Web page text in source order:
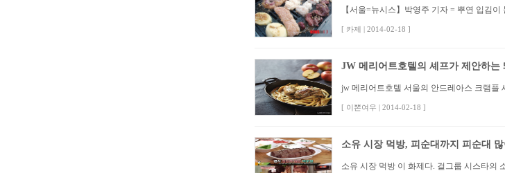
【서울=뉴시스】박영주 기자 = 뿌연 입김
[ 카제 | 2014-02-18 ]
JW 메리어트호텔의 셰프가 제안하는
jw 메리어트호텔 서울의 안드레아스 크램플
[ 이뽄여우 | 2014-02-18 ]
소유 시장 먹방, 피순대까지 피순대
소유 시장 먹방 이 화제다. 걸그룹 시스타의